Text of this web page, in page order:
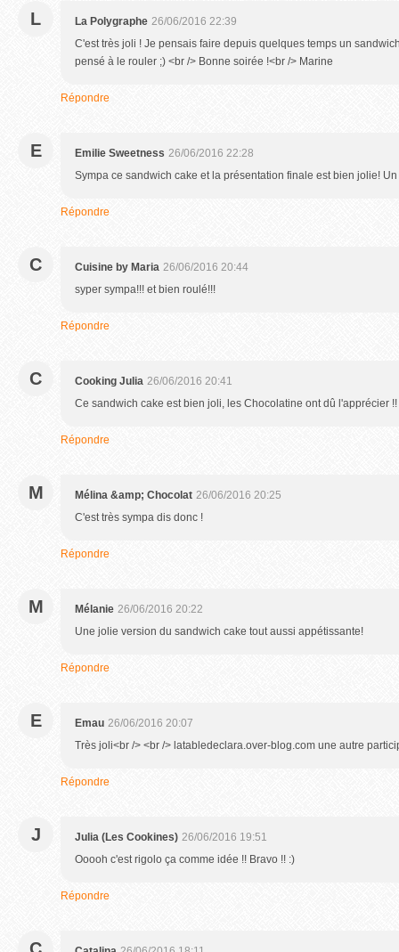
L La Polygraphe 26/06/2016 22:39
C'est très joli ! Je pensais faire depuis quelques temps un
pensé à le rouler ;) <br /> Bonne soirée !<br /> Marine
Répondre
E Emilie Sweetness 26/06/2016 22:28
Sympa ce sandwich cake et la présentation finale est bien jolie!
Répondre
C Cuisine by Maria 26/06/2016 20:44
syper sympa!!! et bien roulé!!!
Répondre
C Cooking Julia 26/06/2016 20:41
Ce sandwich cake est bien joli, les Chocolatine ont dû l'apprécier !!
Répondre
M Mélina &amp; Chocolat 26/06/2016 20:25
C'est très sympa dis donc !
Répondre
M Mélanie 26/06/2016 20:22
Une jolie version du sandwich cake tout aussi appétissante!
Répondre
E Emau 26/06/2016 20:07
Très joli<br /> <br /> latabledeclara.over-blog.com une autre
Répondre
J Julia (Les Cookines) 26/06/2016 19:51
Ooooh c'est rigolo ça comme idée !! Bravo !! :)
Répondre